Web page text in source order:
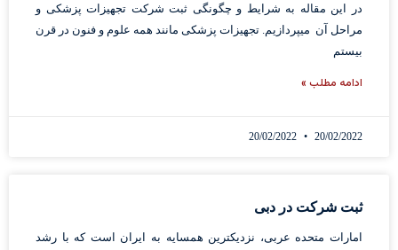
در این مقاله به شرایط و چگونگی ثبت شرکت تجهیزات پزشکی و
مراحل آن میپردازیم. تجهیزات پزشکی مانند همه علوم و فنون در قرن
بیستم
ادامه مطلب »
20/02/2022
ثبت شرکت در دبی
امارات متحده عربی، نزدیکترین همسایه به ایران است که با رشد